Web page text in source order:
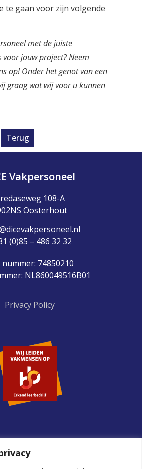
te gaan voor zijn volgende
met de juiste
jouw project? Neem
op! Onder het genot van een
graag wat wij voor u kunnen
Terug
Vakpersoneel
108-A
Oosterhout
(0)85 – 486 32 32
nummer: 74850210
NL860049516B01
Privacy Policy